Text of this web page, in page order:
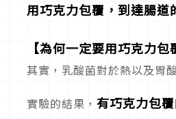
用巧克力包覆，到達腸
【為何一定要用巧克力包
其實，乳酸菌對於熱以及胃
實驗的結果， 有巧克力包